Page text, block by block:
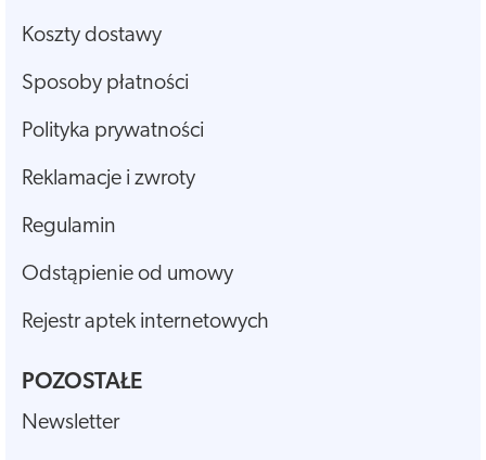
Koszty dostawy
Sposoby płatności
Polityka prywatności
Reklamacje i zwroty
Regulamin
Odstąpienie od umowy
Rejestr aptek internetowych
POZOSTAŁE
Newsletter